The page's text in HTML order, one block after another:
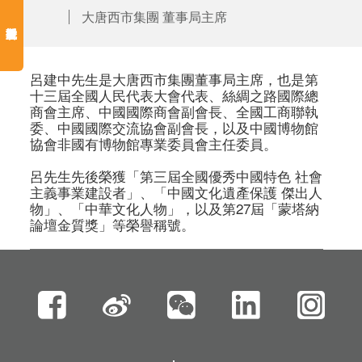
大唐西市集團 董事局主席
呂建中先生是大唐西市集團董事局主席，也是第
十三屆全國人民代表大會代表、絲綢之路國際總
商會主席、中國國際商會副會長、全國工商聯執
委、中國國際交流協會副會長，以及中國博物館
協會非國有博物館專業委員會主任委員。
呂先生先後榮獲「第三屆全國優秀中國特色 社會
主義事業建設者」、「中國文化遺產保護 傑出人
物」、「中華文化人物」，以及第27屆「蒙塔納
論壇金質獎」等榮譽稱號。